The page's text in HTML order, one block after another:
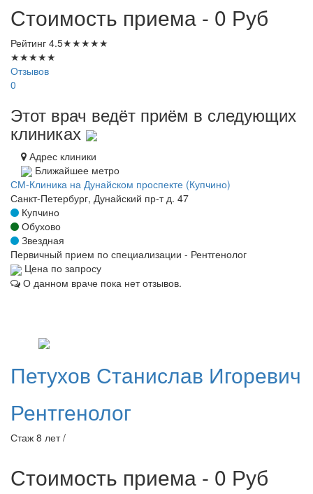
Стоимость приема - 0 Руб
Рейтинг 4.5★★★★★
★★★★★
Отзывов
0
Этот врач ведёт приём в следующих
клиниках
Адрес клиники
Ближайшее метро
СМ-Клиника на Дунайском проспекте (Купчино)
Санкт-Петербург, Дунайский пр-т д. 47
Купчино
Обухово
Звездная
Первичный прием по специализации - Рентгенолог
Цена по запросу
О данном враче пока нет отзывов.
Петухов Станислав Игоревич
Рентгенолог
Стаж 8 лет /
Стоимость приема - 0 Руб